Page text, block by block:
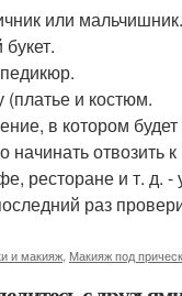
или мальчишник.
(платье и костюм.
в котором
отвозить к
ресторане и т. д.
раз
и макияж Макияж под